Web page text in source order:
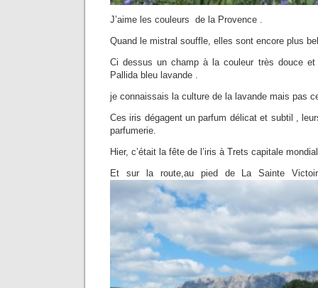
J’aime les couleurs de la Provence .
Quand le mistral souffle, elles sont encore plus
Ci dessus un champ à la couleur très douce et
Pallida bleu lavande .
je connaissais la culture de la lavande mais pas
Ces iris dégagent un parfum délicat et subtil ,
parfumerie.
Hier, c’était la fête de l’iris à Trets capitale
Et sur la route,au pied de La Sainte